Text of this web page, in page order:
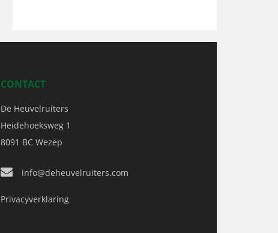
CONTACT
De Heuvelruiters
Heidehoeksweg 1
8091 BC Wezep
info@deheuvelruiters.com
Privacyverklaring